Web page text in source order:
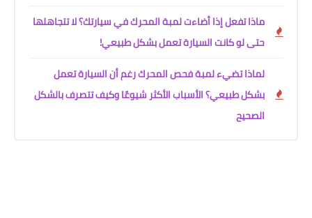
ماذا تفعل إذا أضاءت لمبة المحرك في سيارتك؟ لا تتجاهلها
حتى لو كانت السيارة تعمل بشكل طبيعي!
لماذا تضيء لمبة فحص المحرك رغم أن السيارة تعمل
بشكل طبيعي؟ الأسباب الأكثر شيوعًا وكيف تتصرف بالشكل
الصحيح